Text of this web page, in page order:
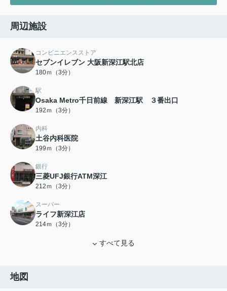
周辺施設
コンビニエンスストア
セブンイレブン 大阪新深江駅北店
180ｍ（3分）
駅
Osaka Metro千日前線 新深江駅 ３番出口
192ｍ（3分）
内科
土谷内科医院
199ｍ（3分）
銀行
三菱UFJ銀行ATM深江
212ｍ（3分）
スーパー
ライフ新深江店
214ｍ（3分）
すべて見る
地図